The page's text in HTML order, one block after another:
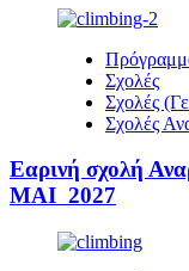
Σχολές
Σχολές
Σχολές
Εαρινή σχολή
ΜΑΙ 2027